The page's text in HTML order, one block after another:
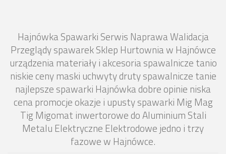
Hajnówka Spawarki Serwis Naprawa Walidacja
Przeglądy spawarek Sklep Hurtownia w Hajnówce
urządzenia materiały i akcesoria spawalnicze tanio
niskie ceny maski uchwyty druty spawalnicze tanie
najlepsze spawarki Hajnówka dobre opinie niska
cena promocje okazje i upusty spawarki Mig Mag
Tig Migomat inwertorowe do Aluminium Stali
Metalu Elektryczne Elektrodowe jedno i trzy
fazowe w Hajnówce.